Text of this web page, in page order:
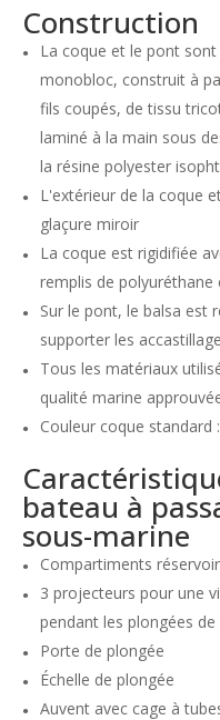
Construction
La coque et le pont
monobloc, construit à
fils coupés, de tissu
laminé à la main sous
la résine polyester
L'extérieur de la coque
glaçure miroir
La coque est rigidifiée
remplis de
Sur le pont, le balsa est
supporter les
Tous les matériaux
qualité marine
Couleur coque standard
bateau à
sous-marine
Compartiments
3 projecteurs pour une
pendant les plongées de
Porte de plongée
Échelle de plongée
Auvent avec cage à